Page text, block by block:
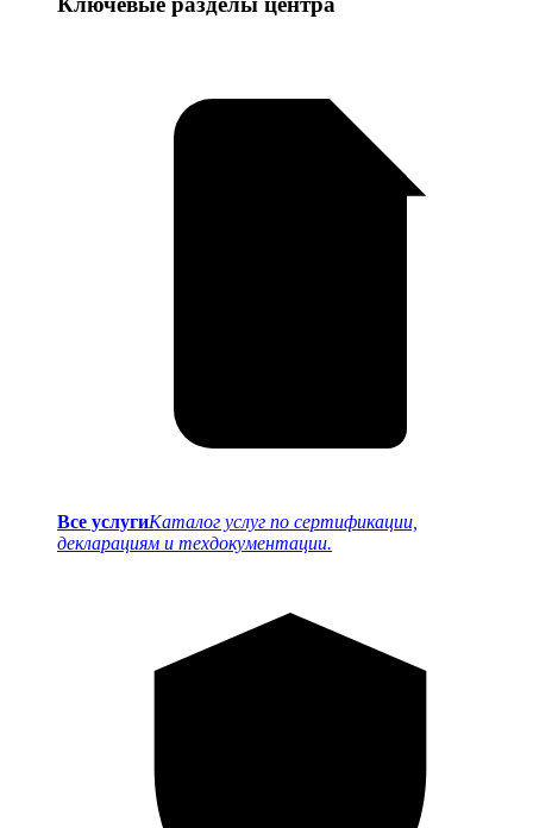
Все услугиКаталог услуг по сертификации,
декларациям и техдокументации.